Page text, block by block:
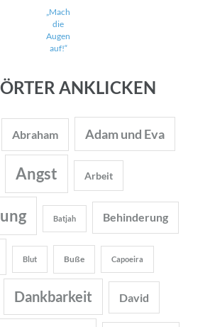
„Mach
die
Augen
auf!“
ANKLICKEN
Abraham Adam und Eva
Angst Arbeit
Batjah Behinderung
Blut Buße Capoeira
Dankbarkeit David